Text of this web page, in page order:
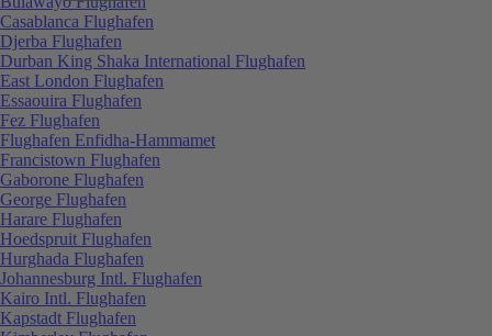
Casablanca Flughafen
Djerba Flughafen
Durban King Shaka International Flughafen
East London Flughafen
Essaouira Flughafen
Fez Flughafen
Flughafen Enfidha-Hammamet
Francistown Flughafen
Gaborone Flughafen
George Flughafen
Harare Flughafen
Hoedspruit Flughafen
Hurghada Flughafen
Johannesburg Intl. Flughafen
Kairo Intl. Flughafen
Kapstadt Flughafen